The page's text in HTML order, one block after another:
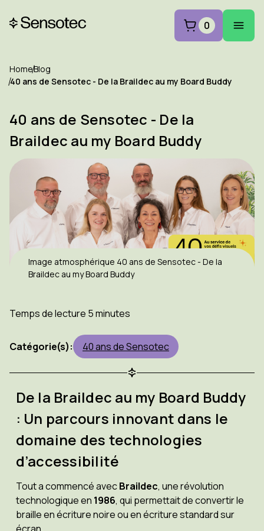
0
HomeBlog
40 ans de Sensotec - De la Braildec au my Board Buddy
40 ans de Sensotec - De la
Braildec au my Board Buddy
Image atmosphérique 40 ans de Sensotec - De la
Braildec au my Board Buddy
Temps de lecture 5 minutes
Catégorie(s): 40 ans de Sensotec
De la Braildec au my Board Buddy
: Un parcours innovant dans le
domaine des technologies
d’accessibilité
Tout a commencé avecBraildec, une révolution
technologique en 1986, qui permettait de convertir le
braille en écriture noire ou en écriture standard sur